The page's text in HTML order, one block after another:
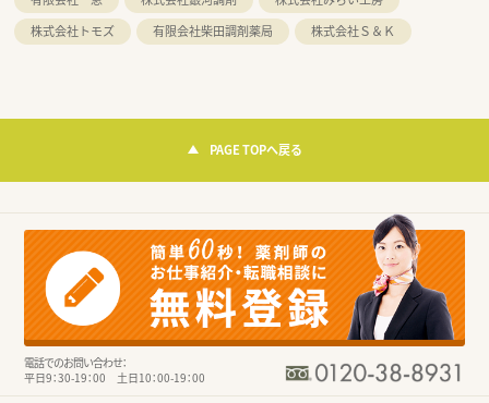
株式会社トモズ
有限会社柴田調剤薬局 株式会社Ｓ＆Ｋ
PAGE TOPへ戻る
電話でのお問い合わせ：
平日9：30-19：00 土日10：00-19：00